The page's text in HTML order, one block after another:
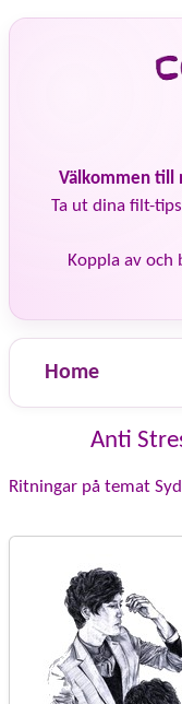
Välkommen till
Ta ut dina filt-
Koppla av och
Home
Anti
Ritningar på temat